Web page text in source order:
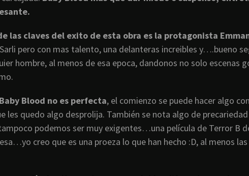
las claves del exito de esta obra es la protagonista
pero con mas talento, una delanteras increibles y….bueno
hombre, al menos de esa epoca, dandonos no solo escenas
Baby Blood no es perfecta, el comienzo se puede hacer algo
les quedo algo desprolija. También se nota algo de
podemos ser muy exigentes…una película de Terror B
creo que es una proeza lo que han hecho :D, al menos